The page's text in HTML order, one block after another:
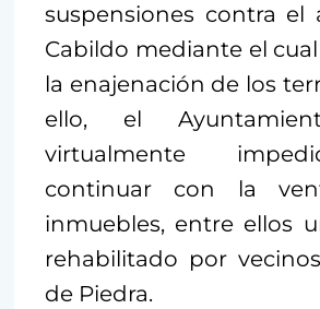
suspensiones contra el
Cabildo mediante el
la enajenación de los
ello, el
virtualmente
continuar con la
inmuebles, entre ellos
rehabilitado por
de Piedra.